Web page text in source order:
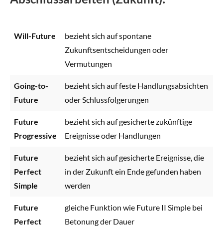
Will-Future
bezieht sich auf spontane
Zukunftsentscheidungen oder
Vermutungen
Going-to-
Future
bezieht sich auf feste Handlungsabsichten
oder Schlussfolgerungen
Future
Progressive
bezieht sich auf gesicherte zukünftige
Ereignisse oder Handlungen
Future
Perfect
Simple
bezieht sich auf gesicherte Ereignisse, die
in der Zukunft ein Ende gefunden haben
werden
Future
Perfect
gleiche Funktion wie Future II Simple bei
Betonung der Dauer